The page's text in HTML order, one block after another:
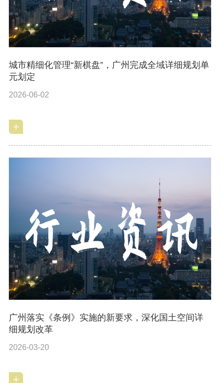
城市精细化管理“新棋盘”，广州完成全域详细规划单
元划定
2026-06-02
广州落实《条例》实施的新要求，深化国土空间详
细规划改革
2026-03-20